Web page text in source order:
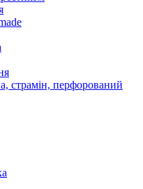
страмін, перфорований